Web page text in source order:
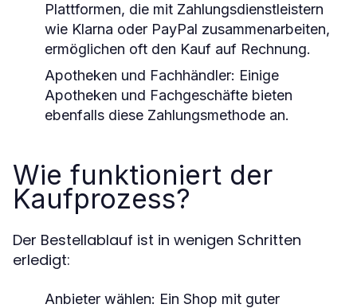
Plattformen, die mit Zahlungsdienstleistern
wie Klarna oder PayPal zusammenarbeiten,
ermöglichen oft den Kauf auf Rechnung.
Apotheken und Fachhändler: Einige
Apotheken und Fachgeschäfte bieten
ebenfalls diese Zahlungsmethode an.
Wie funktioniert der
Kaufprozess?
Der Bestellablauf ist in wenigen Schritten
erledigt:
Anbieter wählen: Ein Shop mit guter